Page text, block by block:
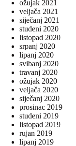
ožujak 2021
veljača 2021
siječanj 2021
studeni 2020
listopad 2020
srpanj 2020
lipanj 2020
svibanj 2020
travanj 2020
ožujak 2020
veljača 2020
siječanj 2020
prosinac 2019
studeni 2019
listopad 2019
rujan 2019
lipanj 2019